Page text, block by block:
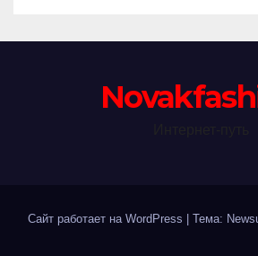
Сайт работает на WordPress Тема: